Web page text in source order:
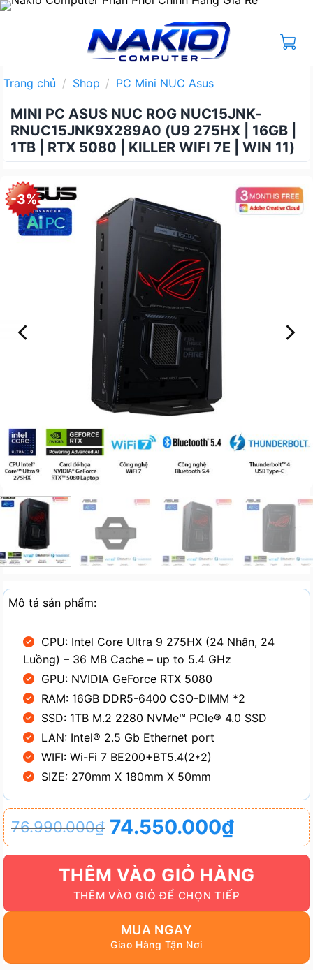
Bỏ
Trang chủ / Shop / PC Mini NUC Asus
MINI PC ASUS NUC ROG NUC15JNK-
RNUC15JNK9X289A0 (U9 275HX | 16GB |
1TB | RTX 5080 | KILLER WIFI 7E | WIN 11)
-3%
Mô tả sản phẩm:
CPU: Intel Core Ultra 9 275HX (24 Nhân, 24
Luồng) – 36 MB Cache – up to 5.4 GHz
GPU: NVIDIA GeForce RTX 5080
RAM: 16GB DDR5-6400 CSO-DIMM *2
SSD: 1TB M.2 2280 NVMe™ PCIe® 4.0 SSD
LAN: Intel® 2.5 Gb Ethernet port
WIFI: Wi-Fi 7 BE200+BT5.4(2*2)
SIZE: 270mm X 180mm X 50mm
76.990.000₫
Giá
gốc
76.990.000₫.
74.550.000₫
Giá
hiện
74.550.000₫.
THÊM VÀO GIỎ HÀNG
MUA NGAY